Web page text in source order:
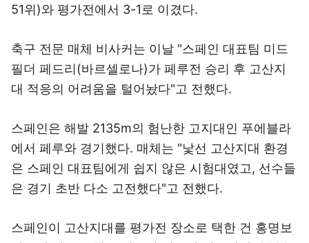
51위)와 평가전에서 3-1로 이겼다.
축구 전문 매체 비사커는 이날 "스페인 대표팀 미드
필더 페드리(바르셀로나)가 페루전 승리 후 고산지
대 적응의 어려움을 털어놨다"고 전했다.
스페인은 해발 2135m의 험난한 고지대인 푸에블라
에서 페루와 경기했다. 매체는 "낯선 고산지대 환경
은 스페인 대표팀에게 쉽지 않은 시험대였고, 선수들
은 경기 초반 다소 고전했다"고 전했다.
스페인이 고산지대를 평가전 장소로 택한 건 홍명보